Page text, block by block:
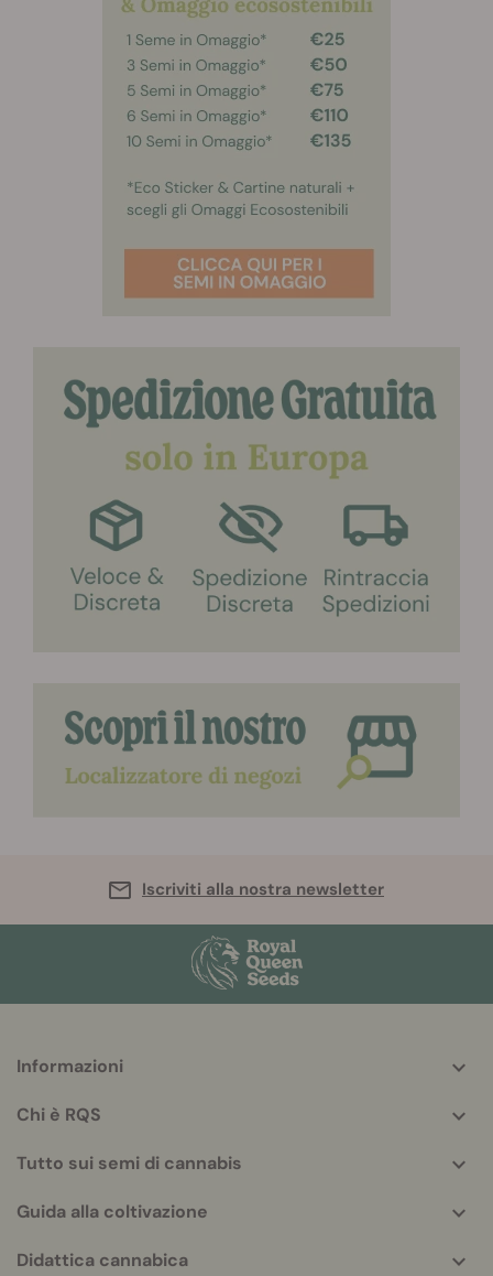
Iscriviti alla nostra newsletter
info
Informazioni
Chi è RQS
Tutto sui semi di cannabis
Guida alla coltivazione
Didattica cannabica